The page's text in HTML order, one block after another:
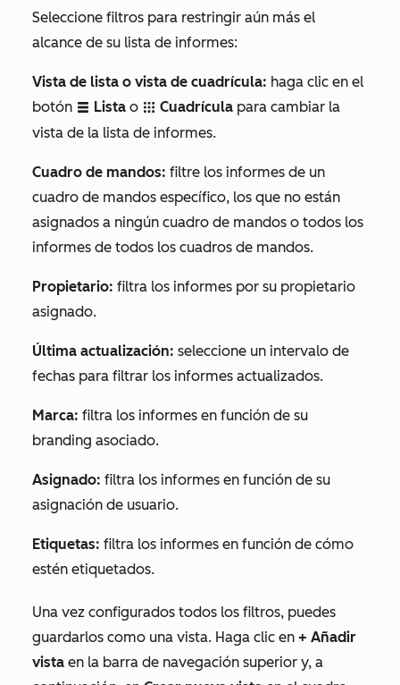
Seleccione filtros para restringir aún más el
alcance de su lista de informes:
Vista de lista o vista de cuadrícula: haga clic en el
botón listView Lista o grid Cuadrícula para cambiar la
vista de la lista de informes.
Cuadro de mandos: filtre los informes de un
cuadro de mandos específico, los que no están
asignados a ningún cuadro de mandos o todos los
informes de todos los cuadros de mandos.
Propietario: filtra los informes por su propietario
asignado.
Última actualización: seleccione un intervalo de
fechas para filtrar los informes actualizados.
Marca: filtra los informes en función de su
branding asociado.
Asignado: filtra los informes en función de su
asignación de usuario.
Etiquetas: filtra los informes en función de cómo
estén etiquetados.
Una vez configurados todos los filtros, puedes
guardarlos como una vista. Haga clic en + Añadir
vista en la barra de navegación superior y, a